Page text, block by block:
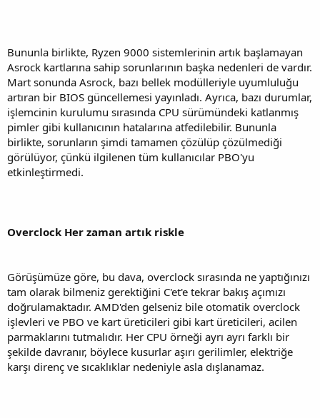
Bununla birlikte, Ryzen 9000 sistemlerinin artık başlamayan
Asrock kartlarına sahip sorunlarının başka nedenleri de vardır.
Mart sonunda Asrock, bazı bellek modülleriyle uyumluluğu
artıran bir BIOS güncellemesi yayınladı. Ayrıca, bazı durumlar,
işlemcinin kurulumu sırasında CPU sürümündeki katlanmış
pimler gibi kullanıcının hatalarına atfedilebilir. Bununla
birlikte, sorunların şimdi tamamen çözülüp çözülmediği
görülüyor, çünkü ilgilenen tüm kullanıcılar PBO'yu
etkinleştirmedi.
Overclock Her zaman artık riskle
Görüşümüze göre, bu dava, overclock sırasında ne yaptığınızı
tam olarak bilmeniz gerektiğini C'et'e tekrar bakış açımızı
doğrulamaktadır. AMD'den gelseniz bile otomatik overclock
işlevleri ve PBO ve kart üreticileri gibi kart üreticileri, acilen
parmaklarını tutmalıdır. Her CPU örneği ayrı ayrı farklı bir
şekilde davranır, böylece kusurlar aşırı gerilimler, elektriğe
karşı direnç ve sıcaklıklar nedeniyle asla dışlanamaz.